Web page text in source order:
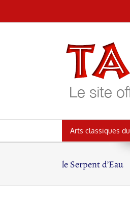
au
Arts classiques
le Serpent d’Eau